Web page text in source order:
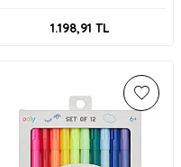
1.198,91 TL